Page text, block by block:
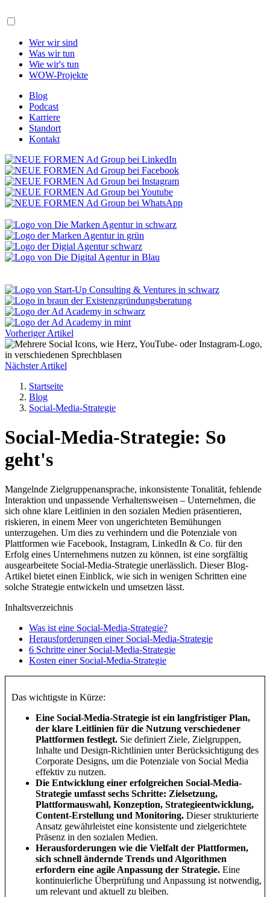
Wer wir sind
Was wir tun
Wie wir's tun
WOW-Projekte
Blog
Podcast
Karriere
Standort
Kontakt
Vorheriger Artikel
Nächster Artikel
Startseite
Blog
Social-Media-Strategie
Social-Media-Strategie: So
geht's
Mangelnde Zielgruppenansprache, inkonsistente Tonalität, fehlende
Interaktion und unpassende Verhaltensweisen – Unternehmen, die
sich ohne klare Leitlinien in den sozialen Medien präsentieren,
riskieren, in einem Meer von ungerichteten Bemühungen
unterzugehen. Um dies zu verhindern und die Potenziale von
Plattformen wie Facebook, Instagram, LinkedIn & Co. für den
Erfolg eines Unternehmens nutzen zu können, ist eine sorgfältig
ausgearbeitete Social-Media-Strategie unerlässlich. Dieser Blog-
Artikel bietet einen Einblick, wie sich in wenigen Schritten eine
solche Strategie entwickeln und umsetzen lässt.
Inhalts­verzeichnis
Was ist eine Social-Media-Strategie?
Herausforderungen einer Social-Media-Strategie
6 Schritte einer Social-Media-Strategie
Kosten einer Social-Media-Strategie
Das wichtigste in Kürze:
Eine Social-Media-Strategie ist ein langfristiger Plan,
der klare Leitlinien für die Nutzung verschiedener
Plattformen festlegt. Sie definiert Ziele, Zielgruppen,
Inhalte und Design-Richtlinien unter Berücksichtigung des
Corporate Designs, um die Potenziale von Social Media
effektiv zu nutzen.
Die Entwicklung einer erfolgreichen Social-Media-
Strategie umfasst sechs Schritte: Zielsetzung,
Plattformauswahl, Konzeption, Strategieentwicklung,
Content-Erstellung und Monitoring. Dieser strukturierte
Ansatz gewährleistet eine konsistente und zielgerichtete
Präsenz in den sozialen Medien.
Herausforderungen wie die Vielfalt der Plattformen,
sich schnell ändernde Trends und Algorithmen
erfordern eine agile Anpassung der Strategie. Eine
kontinuierliche Überprüfung und Anpassung ist notwendig,
um relevant und aktuell zu bleiben.